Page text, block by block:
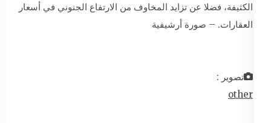
الكثيفة، فضلا عن تزايد المخاوف من الارتفاع الجنوني في أسعار
العقارات. – صورة أرشيفية
تصوير :
other